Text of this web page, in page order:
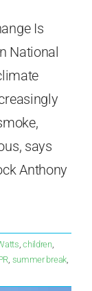
Is
National
says
Anthony
,children,
, summer break,